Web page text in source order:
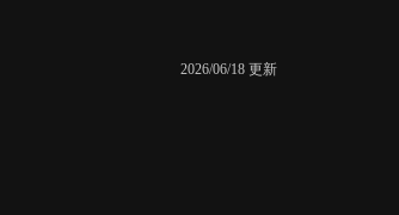
2026/06/18 更新